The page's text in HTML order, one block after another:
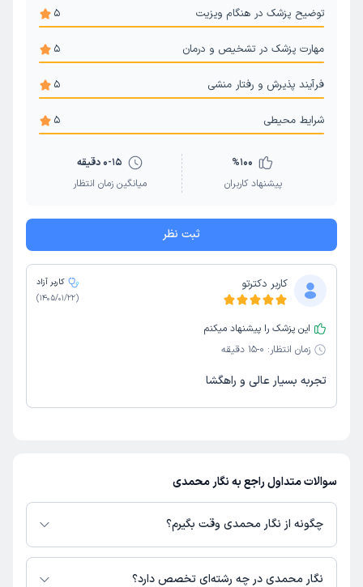
توضیح پزشک در هنگام ویزیت 5
مهارت پزشک در تشخیص و درمان 5
فرآیند پذیرش و رفتار منشی 5
شرایط محیطی 5
%100
پیشنهاد کاربران
0-15 دقیقه
میانگین زمان انتظار
ثبت نظر
کاربر دکترتو
کاربر آزاد
(
1405/01/22
)
این پزشک را پیشنهاد میکنم
زمان انتظار: 0-15 دقیقه
تجربه بسیار عالی و راهگشا
سوالات متداول راجع به نگار محمدی
چگونه از نگار محمدی وقت بگیرم؟
در صورتی کهنگار محمدیدارای پروفایل فعال و نوبت‌دهی باز در پلتفرم دکترتو
باشند، می‌توانید از طریق این پلتفرم برای دریافت نوبت اقدام کنید. در صورت
نگار محمدی در چه رشته‌ای تخصص دارد؟